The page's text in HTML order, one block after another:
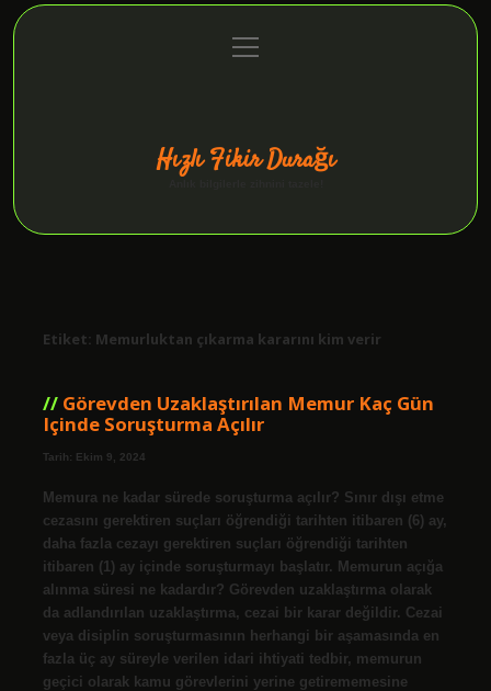
Gizlilik Politikası
menüyü
aç
Hızlı Fikir Durağı
Etiket: Memurluktan çıkarma kararını kim verir
Görevden Uzaklaştırılan Memur Kaç Gün
Içinde Soruşturma Açılır
Tarih: Ekim 9, 2024
Memura ne kadar sürede soruşturma açılır? Sınır dışı etme
cezasını gerektiren suçları öğrendiği tarihten itibaren (6) ay,
daha fazla cezayı gerektiren suçları öğrendiği tarihten
itibaren (1) ay içinde soruşturmayı başlatır. Memurun açığa
alınma süresi ne kadardır? Görevden uzaklaştırma olarak
da adlandırılan uzaklaştırma, cezai bir karar değildir. Cezai
veya disiplin soruşturmasının herhangi bir aşamasında en
fazla üç ay süreyle verilen idari ihtiyati tedbir, memurun
geçici olarak kamu görevlerini yerine getirememesine